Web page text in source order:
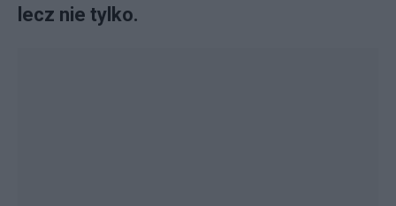
lecz nie tylko.